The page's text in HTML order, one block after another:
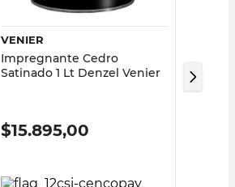
VENIER
Impregnante Cedro
Satinado 1 Lt Denzel Venier
$15.895,00